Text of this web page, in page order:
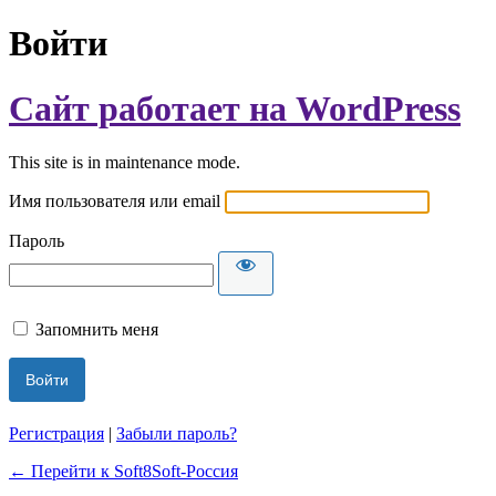
Войти
Сайт работает на WordPress
This site is in maintenance mode.
Имя пользователя или email
Пароль
Запомнить меня
Регистрация | Забыли пароль?
← Перейти к Soft8Soft-Россия